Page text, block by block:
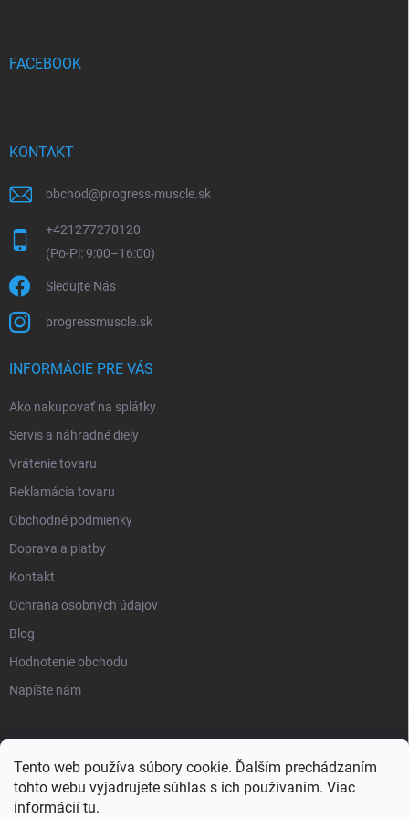
Tento web používa súbory cookie. Ďalším prechádzaním
tohto webu vyjadrujete súhlas s ich používaním. Viac
informácií tu.
FACEBOOK
KONTAKT
obchod@progress-muscle.sk
+421277270120
Sledujte Nás
progressmuscle.sk
INFORMÁCIE PRE VÁS
Ako nakupovať na splátky
Servis a náhradné diely
Vrátenie tovaru
Reklamácia tovaru
Obchodné podmienky
Doprava a platby
Kontakt
Ochrana osobných údajov
Blog
Hodnotenie obchodu
Napíšte nám